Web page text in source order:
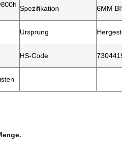
Spezifikation 6MM
Ursprung
HS-Code